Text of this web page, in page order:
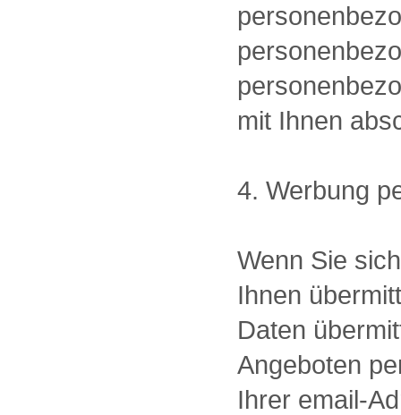
mit Ihnen
4. Werbung
Wenn Sie
Ihnen
Daten
Angeboten
Ihrer email-